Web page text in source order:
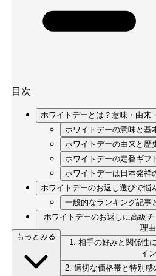
目次
ホワイトデーとは？意味・由来
ホワイトデーの意味と基
ホワイトデーの由来と歴
ホワイトデーの定番ギフ
ホワイトデーは日本発祥
ホワイトデーのお返し選びで悩
一般的なランキング記事
ホワイトデーのお返しに高級
理由
1. 相手の好みと関係性
イ
2. 適切な価格帯と特別感
もっとみる